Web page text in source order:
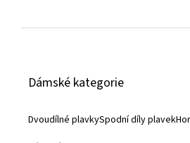
Dámské kategorie
Dvoudílné plavkySpodní díly plavek